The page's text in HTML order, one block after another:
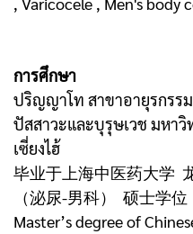
การศึกษา
ปริญญาโท สาขาอายุรกรร
ปัสสาวะและบุรุษเวช มหา
เซี่ยงไฮ้
毕业于上海中医药大学
（泌尿-男科） 硕士学位
Master’s degree of